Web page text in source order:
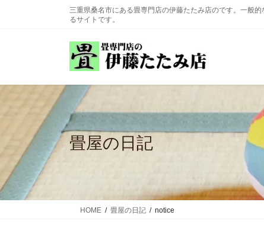
三重県桑名市にある畳専門店の伊藤たたみ店のです。一般
るサイトです。
畳屋の日記
HOME 畳屋の日記 notice